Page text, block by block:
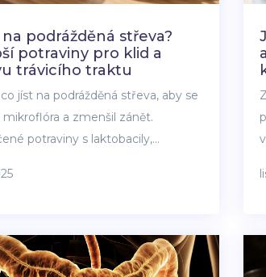
na podrážděná střeva?
potraviny pro klid a
trávicího traktu
jíst na podrážděná střeva, aby se
mikroflóra a zmenšil zánět.
potraviny s laktobacily,